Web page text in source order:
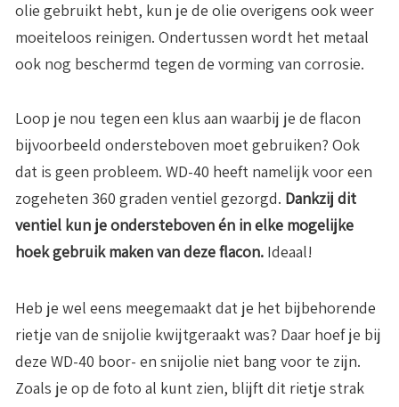
olie gebruikt hebt, kun je de olie overigens ook weer
moeiteloos reinigen. Ondertussen wordt het metaal
ook nog beschermd tegen de vorming van corrosie.
Loop je nou tegen een klus aan waarbij je de flacon
bijvoorbeeld ondersteboven moet gebruiken? Ook
dat is geen probleem. WD-40 heeft namelijk voor een
zogeheten 360 graden ventiel gezorgd. Dankzij dit
ventiel kun je ondersteboven én in elke mogelijke
hoek gebruik maken van deze flacon. Ideaal!
Heb je wel eens meegemaakt dat je het bijbehorende
rietje van de snijolie kwijtgeraakt was? Daar hoef je bij
deze WD-40 boor- en snijolie niet bang voor te zijn.
Zoals je op de foto al kunt zien, blijft dit rietje strak